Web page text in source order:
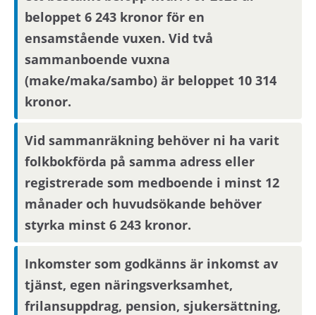
aktuell mejladress. Om du har skyddade
personuppgifter får du endast visningsinbjudan
via Mina sidor.
Boendereferenser
Om du blir aktuell för bostaden behöver du
kontakta din nuvarande hyresvärd och
godkänna att denne lämnar ut
boendereferenser om dig till den nya
hyresvärden.
beloppet 6 243 kronor för en
ensamstående vuxen. Vid två
sammanboende vuxna
(make/maka/sambo) är beloppet 10 314
kronor.
Vid sammanräkning behöver ni ha varit
folkbokförda på samma adress eller
registrerade som medboende i minst 12
månader och huvudsökande behöver
styrka minst 6 243 kronor.
Inkomster som godkänns är inkomst av
tjänst, egen näringsverksamhet,
frilansuppdrag, pension, sjukersättning,